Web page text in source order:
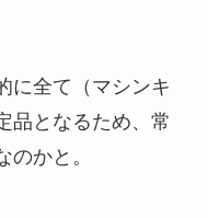
に全て（マシンキ
品となるため、常
かと。